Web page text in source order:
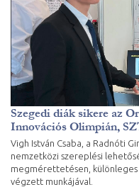
Szegedi diák sikere az
Innovációs Olimpián,
Vigh István Csaba, a Radnóti
nemzetközi szereplési
megmérettetésen,
végzett munkájával.